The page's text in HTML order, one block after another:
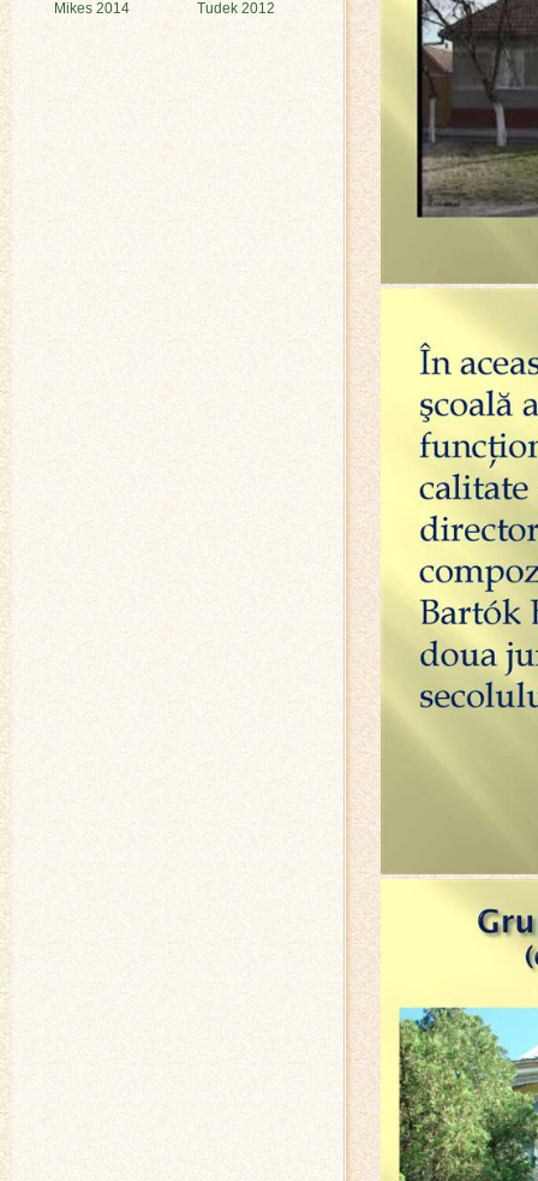
Mikes 2014 Tudek 2012